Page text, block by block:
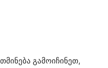
გამოიჩინეთ,